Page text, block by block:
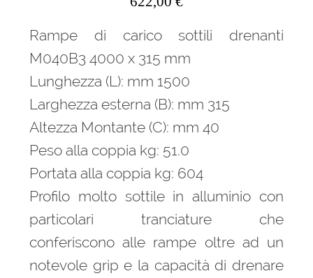
Rampe di carico sottili drenanti
M040B3 4000 x 315 mm
Lunghezza (L): mm 1500
Larghezza esterna (B): mm 315
Altezza Montante (C): mm 40
Peso alla coppia kg: 51.0
Portata alla coppia kg: 604
Profilo molto sottile in alluminio con
particolari tranciature che
conferiscono alle rampe oltre ad un
notevole grip e la capacità di drenare